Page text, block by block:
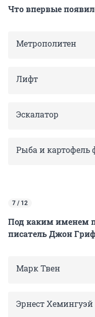
Что впервые
Метрополитен
Лифт
Эскалатор
Рыба и
7 / 12
Под каким именем
писатель Джон
Марк Твен
Эрнест Хемингуэй